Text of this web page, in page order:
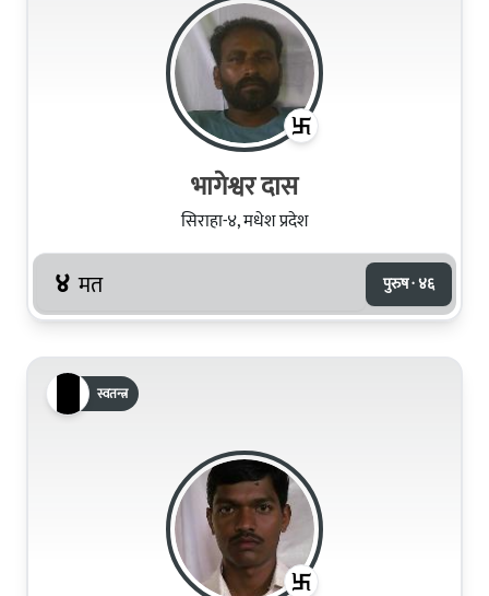
भागेश्वर दास
सिराहा-४, मधेश प्रदेश
४ मत पुरुष · ४६
स्वतन्त्र